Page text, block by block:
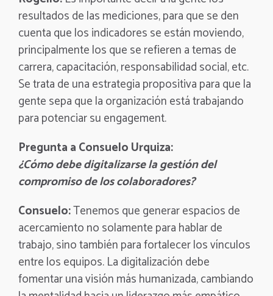
resultados de las mediciones, para que se den
cuenta que los indicadores se están moviendo,
principalmente los que se refieren a temas de
carrera, capacitación, responsabilidad social, etc.
Se trata de una estrategia propositiva para que la
gente sepa que la organización está trabajando
para potenciar su engagement.
Pregunta a Consuelo Urquiza:
¿Cómo debe digitalizarse la gestión del
compromiso de los colaboradores?
Consuelo:Tenemos que generar espacios de
acercamiento no solamente para hablar de
trabajo, sino también para fortalecer los vínculos
entre los equipos. La digitalización debe
fomentar una visión más humanizada, cambiando